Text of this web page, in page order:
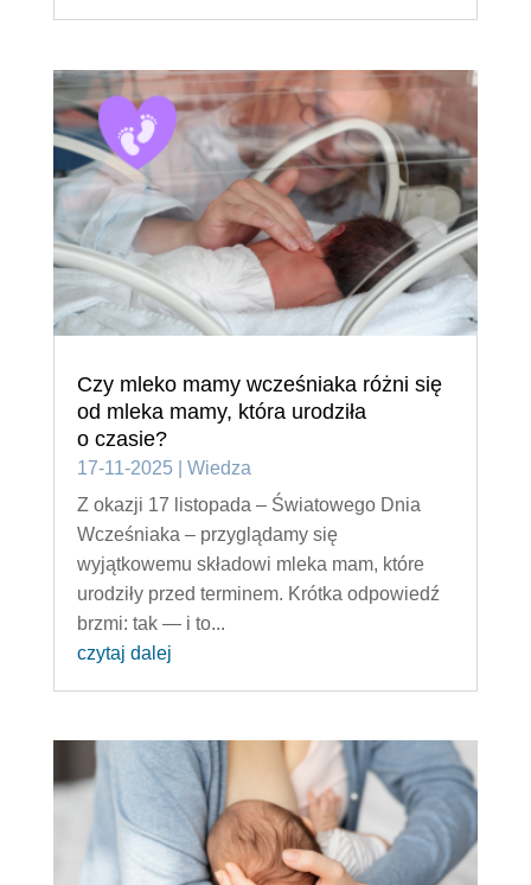
Czy mleko mamy wcześniaka różni się
od mleka mamy, która urodziła
o czasie?
17-11-2025
Wiedza
Z okazji 17 listopada – Światowego Dnia
Wcześniaka – przyglądamy się
wyjątkowemu składowi mleka mam, które
urodziły przed terminem. Krótka odpowiedź
brzmi: tak — i to...
czytaj dalej